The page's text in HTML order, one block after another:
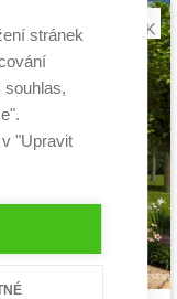
151,2 m²
stránek
souhlas,
"Upravit